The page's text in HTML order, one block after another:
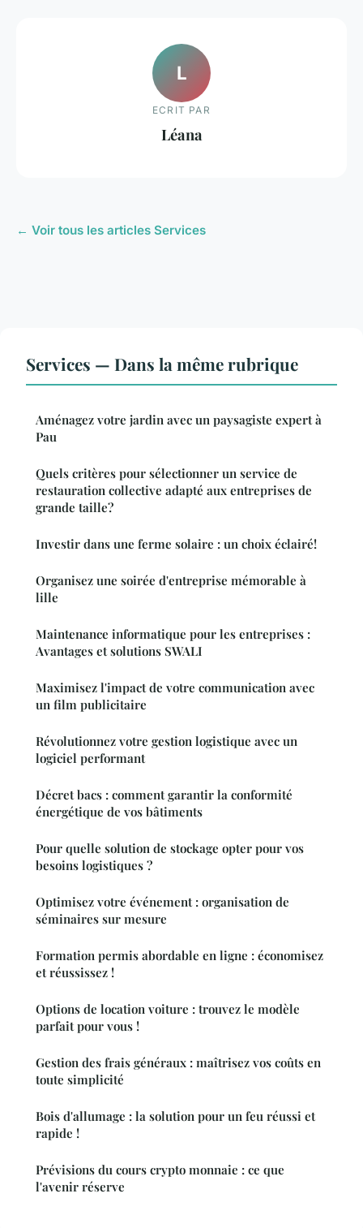
L
ECRIT PAR
Léana
← Voir tous les articles Services
Services — Dans la même rubrique
Aménagez votre jardin avec un paysagiste expert à
Pau
Quels critères pour sélectionner un service de
restauration collective adapté aux entreprises de
grande taille?
Investir dans une ferme solaire : un choix éclairé!
Organisez une soirée d'entreprise mémorable à
lille
Maintenance informatique pour les entreprises :
Avantages et solutions SWALI
Maximisez l'impact de votre communication avec
un film publicitaire
Révolutionnez votre gestion logistique avec un
logiciel performant
Décret bacs : comment garantir la conformité
énergétique de vos bâtiments
Pour quelle solution de stockage opter pour vos
besoins logistiques ?
Optimisez votre événement : organisation de
séminaires sur mesure
Formation permis abordable en ligne : économisez
et réussissez !
Options de location voiture : trouvez le modèle
parfait pour vous !
Gestion des frais généraux : maîtrisez vos coûts en
toute simplicité
Bois d'allumage : la solution pour un feu réussi et
rapide !
Prévisions du cours crypto monnaie : ce que
l'avenir réserve